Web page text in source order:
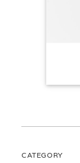
CATEGORY